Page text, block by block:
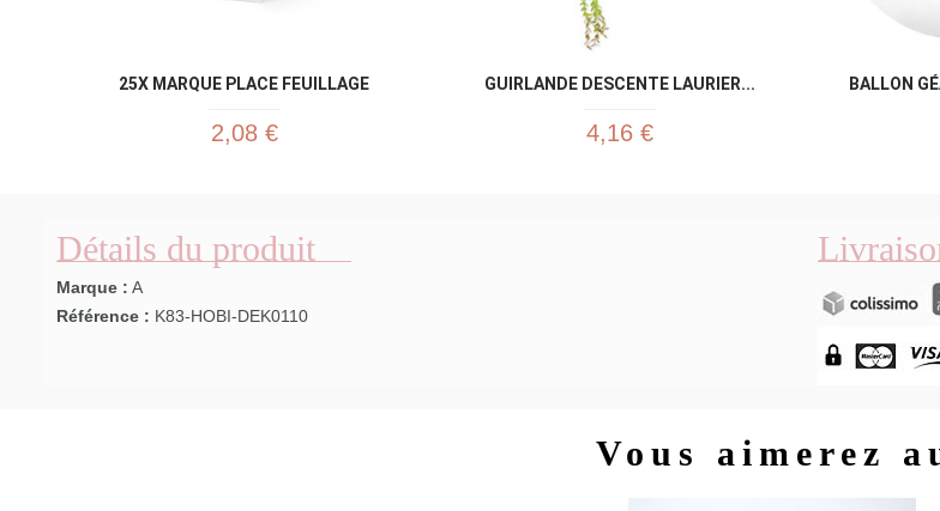
25X MARQUE PLACE FEUILLAGE
2,08 €
GUIRLANDE DESCENTE LAURIER...
4,16 €
BALLON
Détails du produit
Marque : A
Référence : K83-HOBI-DEK0110
Vous aimerez